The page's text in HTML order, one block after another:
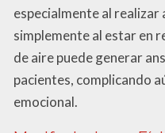
especialmente al
simplemente al estar en
de aire puede generar
pacientes, complicando
emocional.